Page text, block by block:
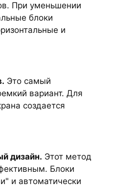
При уменьшении
блоки
и
Это самый
вариант. Для
создается
дизайн. Этот метод
Блоки
и автоматически